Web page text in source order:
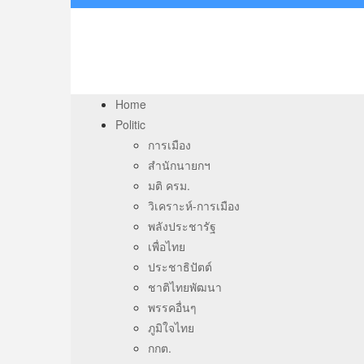
Home
Politic
การเมือง
สำนักนายกฯ
มติ ครม.
วิเคราะห์-การเมือง
พลังประชารัฐ
เพื่อไทย
ประชาธิปัตต์
ชาติไทยพัฒนา
พรรคอื่นๆ
ภูมิใจไทย
กกต.